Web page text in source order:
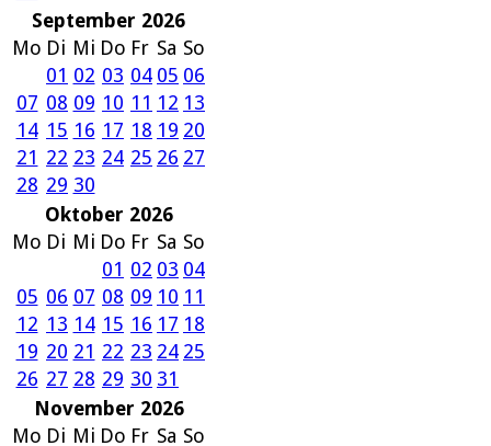
September 2026
Mo Di Mi Do Fr Sa So
01 02 03 04 05 06
07 08 09 10 11 12 13
14 15 16 17 18 19 20
21 22 23 24 25 26 27
28 29 30
Oktober 2026
Mo Di Mi Do Fr Sa So
01 02 03 04
05 06 07 08 09 10 11
12 13 14 15 16 17 18
19 20 21 22 23 24 25
26 27 28 29 30 31
November 2026
Mo Di Mi Do Fr Sa So